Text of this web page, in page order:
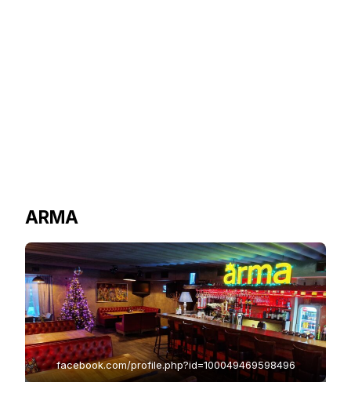
ARMA
facebook.com/profile.php?id=100049469598496